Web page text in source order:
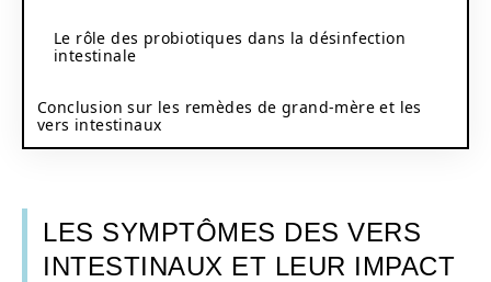
Le rôle des probiotiques dans la désinfection
intestinale
Conclusion sur les remèdes de grand-mère et les
vers intestinaux
LES SYMPTÔMES DES VERS
INTESTINAUX ET LEUR IMPACT